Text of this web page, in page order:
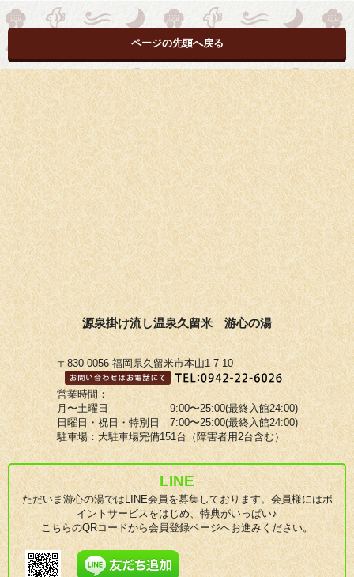
ページの先頭へ戻る
源泉掛け流し温泉久留米 游心の湯
〒830-0056 福岡県久留米市本山1-7-10
営業時間：
月〜土曜日 9:00〜25:00(最終入館24:00)
日曜日・祝日・特別日 7:00〜25:00(最終入館24:00)
駐車場：大駐車場完備151台（障害者用2台含む）
LINE
ただいま游心の湯ではLINE会員を募集しております。会員様にはポ
イントサービスをはじめ、特典がいっぱい♪
こちらのQRコードから会員登録ページへお進みください。